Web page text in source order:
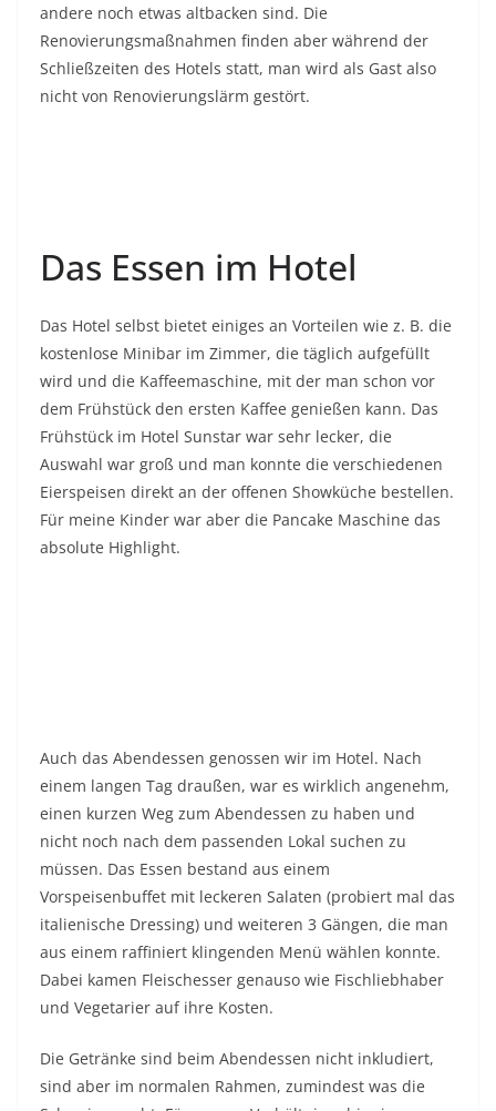
andere noch etwas altbacken sind. Die
Renovierungsmaßnahmen finden aber während der
Schließzeiten des Hotels statt, man wird als Gast also
nicht von Renovierungslärm gestört.
Das Essen im Hotel
Das Hotel selbst bietet einiges an Vorteilen wie z. B. die
kostenlose Minibar im Zimmer, die täglich aufgefüllt
wird und die Kaffeemaschine, mit der man schon vor
dem Frühstück den ersten Kaffee genießen kann. Das
Frühstück im Hotel Sunstar war sehr lecker, die
Auswahl war groß und man konnte die verschiedenen
Eierspeisen direkt an der offenen Showküche bestellen.
Für meine Kinder war aber die Pancake Maschine das
absolute Highlight.
Auch das Abendessen genossen wir im Hotel. Nach
einem langen Tag draußen, war es wirklich angenehm,
einen kurzen Weg zum Abendessen zu haben und
nicht noch nach dem passenden Lokal suchen zu
müssen. Das Essen bestand aus einem
Vorspeisenbuffet mit leckeren Salaten (probiert mal das
italienische Dressing) und weiteren 3 Gängen, die man
aus einem raffiniert klingenden Menü wählen konnte.
Dabei kamen Fleischesser genauso wie Fischliebhaber
und Vegetarier auf ihre Kosten.
Die Getränke sind beim Abendessen nicht inkludiert,
sind aber im normalen Rahmen, zumindest was die